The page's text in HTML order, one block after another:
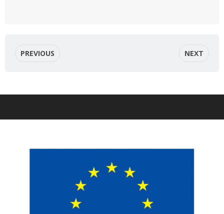
PREVIOUS NEXT